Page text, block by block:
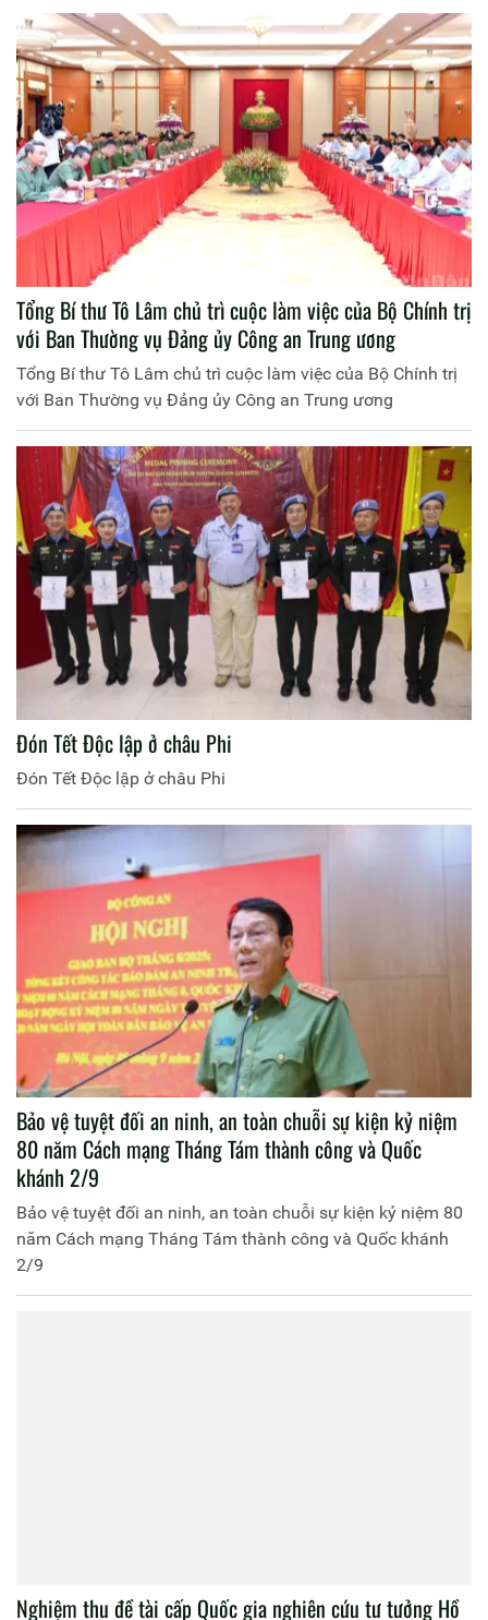
Tổng Bí thư Tô Lâm chủ trì cuộc làm việc của Bộ Chính trị
với Ban Thường vụ Đảng ủy Công an Trung ương
Tổng Bí thư Tô Lâm chủ trì cuộc làm việc của Bộ Chính trị
với Ban Thường vụ Đảng ủy Công an Trung ương
Đón Tết Độc lập ở châu Phi
Đón Tết Độc lập ở châu Phi
Bảo vệ tuyệt đối an ninh, an toàn chuỗi sự kiện kỷ niệm
80 năm Cách mạng Tháng Tám thành công và Quốc
khánh 2/9
Bảo vệ tuyệt đối an ninh, an toàn chuỗi sự kiện kỷ niệm 80
năm Cách mạng Tháng Tám thành công và Quốc khánh
2/9
Nghiệm thu đề tài cấp Quốc gia nghiên cứu tư tưởng Hồ